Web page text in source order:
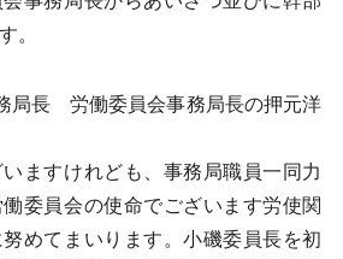
。
局長 労働委員会事務局長の押元洋
ますけれども、事務局職員一同力
委員会の使命でございます労使関
めてまいります。小磯委員長を初